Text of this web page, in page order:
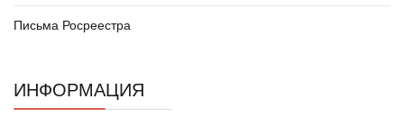
Письма Росреестра
ИНФОРМАЦИЯ